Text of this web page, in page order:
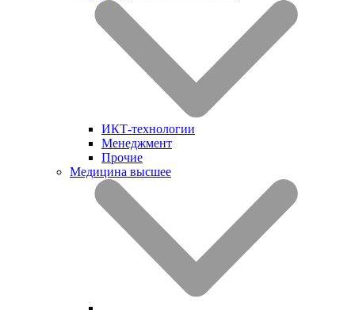
ИКТ-технологии
Менеджмент
Прочие
Медицина высшее